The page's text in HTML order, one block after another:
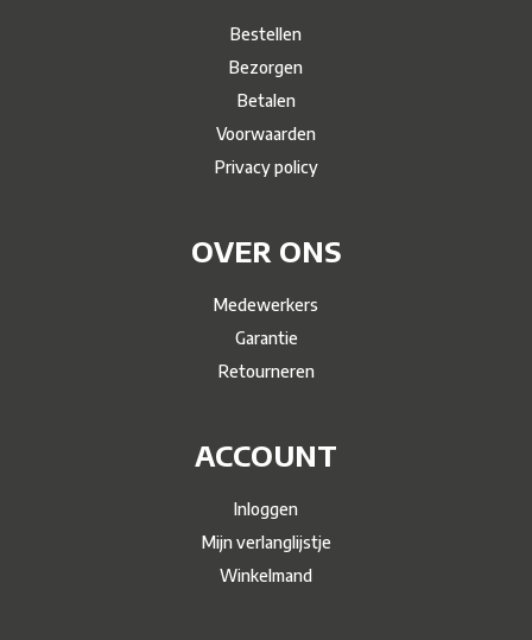
Bestellen
Bezorgen
Betalen
Voorwaarden
Privacy policy
OVER ONS
Medewerkers
Garantie
Retourneren
ACCOUNT
Inloggen
Mijn verlanglijstje
Winkelmand